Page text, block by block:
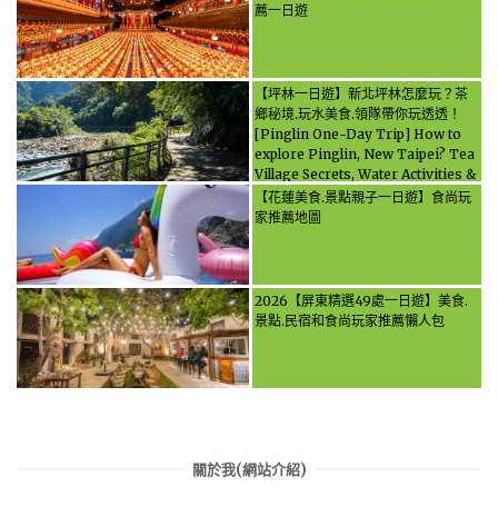
薦一日遊
【坪林一日遊】新北坪林怎麼玩？茶
鄉秘境.玩水美食.領隊帶你玩透透！
[Pinglin One-Day Trip] How to
explore Pinglin, New Taipei? Tea
Village Secrets, Water Activities &
Food, Let the guide take you
through it all!
【花蓮美食.景點親子一日遊】食尚玩
家推薦地圖
2026【屏東精選49處一日遊】美食.
景點.民宿和食尚玩家推薦懶人包
關於我(網站介紹)